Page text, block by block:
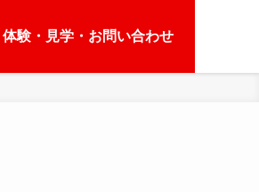
体験・見学・お問い合わせ